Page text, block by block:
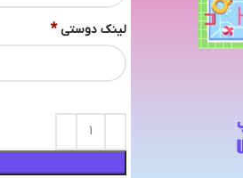
لینک دوستی *